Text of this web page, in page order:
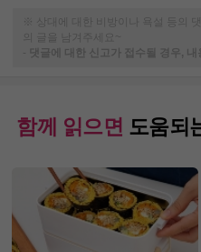
※ 상대에 대한 비방이나 욕설 등의
의 글을 남겨주세요~
-
댓글에 대한 신고가 접수될 경우,
함께 읽으면 도움되